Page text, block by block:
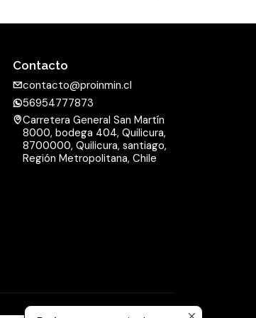
Contacto
contacto@proinmin.cl
56954777873
Carretera General San Martín
8000, bodega 404, Quilicura,
8700000, Quilicura, santiago,
Región Metropolitana, Chile